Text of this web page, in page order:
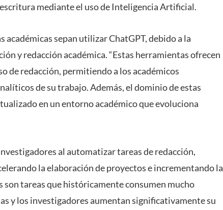
mediante el uso de Inteligencia Artificial.
académicas sepan utilizar ChatGPT, debido a la
y redacción académica. “Estas herramientas ofrecen
de redacción, permitiendo a los académicos
de su trabajo. Además, el dominio de estas
en un entorno académico que evoluciona
al automatizar tareas de redacción,
la elaboración de proyectos e incrementando la
tareas que históricamente consumen mucho
y los investigadores aumentan significativamente su